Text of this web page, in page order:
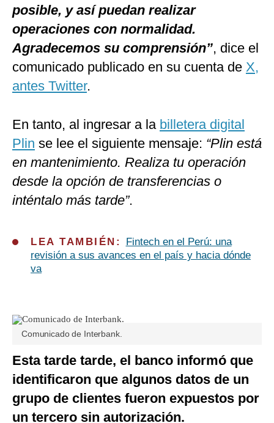
posible, y así puedan realizar
operaciones con normalidad.
Agradecemos su comprensión”, dice el
comunicado publicado en su cuenta de X,
antes Twitter.
En tanto, al ingresar a la billetera digital
Plin se lee el siguiente mensaje: “Plin está
en mantenimiento. Realiza tu operación
desde la opción de transferencias o
inténtalo más tarde”.
LEA TAMBIÉN:
Fintech en el Perú: una
revisión a sus avances en el país y hacia dónde
va
Comunicado de Interbank.
Esta tarde tarde, el banco informó que
identificaron que algunos datos de un
grupo de clientes fueron expuestos por
un tercero sin autorización.